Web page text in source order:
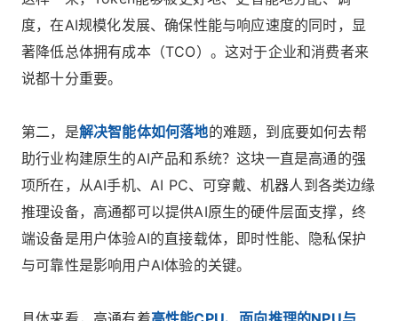
度，在AI规模化发展、确保性能与响应速度的同时，显
著降低总体拥有成本（TCO）。这对于企业和消费者来
说都十分重要。
第二，是解决智能体如何落地的难题，到底要如何去帮
助行业构建原生的AI产品和系统？这块一直是高通的强
项所在，从AI手机、AI PC、可穿戴、机器人到各类边缘
推理设备，高通都可以提供AI原生的硬件层面支撑，终
端设备是用户体验AI的直接载体，即时性能、隐私保护
与可靠性是影响用户AI体验的关键。